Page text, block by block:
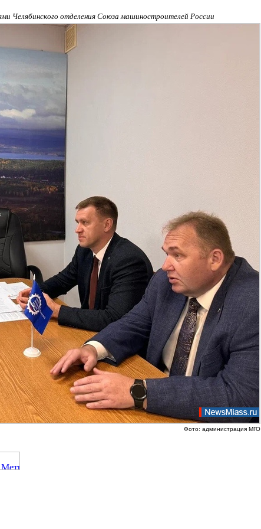
Челябинского отделения Союза машиностроителей России
Фото: администрация МГО